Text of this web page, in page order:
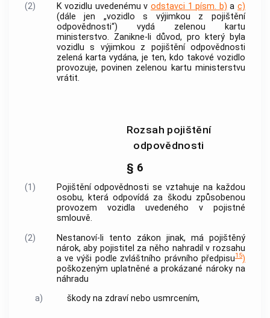
(2) K vozidlu uvedenému v odstavci 1 písm. b) ac)
(dále jen „vozidlo s výjimkou z pojištění
odpovědnosti“) vydá zelenou kartu
ministerstvo. Zanikne-li důvod, pro který byla
vozidlu s výjimkou z pojištění odpovědnosti
zelená karta vydána, je ten, kdo takové vozidlo
provozuje, povinen zelenou kartu ministerstvu
vrátit.
Rozsah pojištění
odpovědnosti
§ 6
(1)
Pojištění odpovědnosti se vztahuje na každou
osobu, která odpovídá za škodu způsobenou
provozem vozidla uvedeného v pojistné
smlouvě.
(2)
Nestanoví-li tento zákon jinak, má pojištěný
nárok, aby pojistitel za něho nahradil v rozsahu
a ve výši podle zvláštního právního předpisu15)
poškozeným uplatněné a prokázané nároky na
náhradu
a)
škody na zdraví nebo usmrcením,